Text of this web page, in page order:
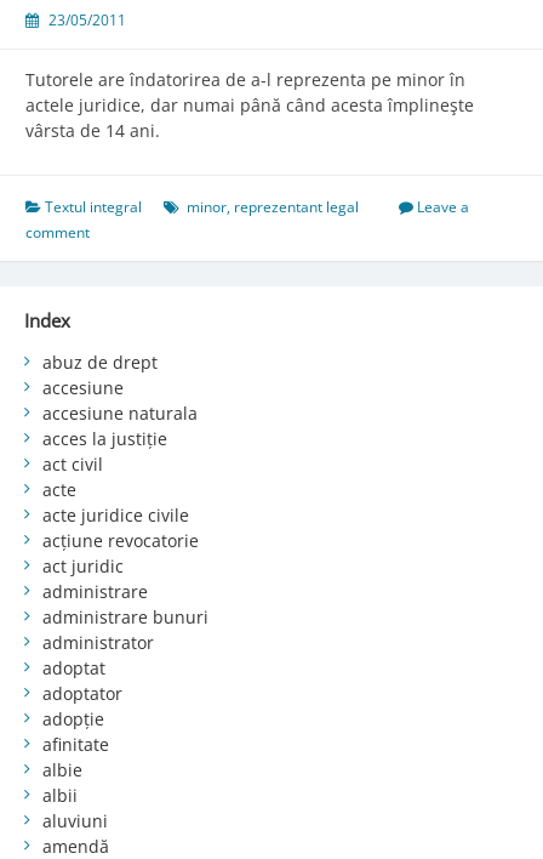
23/05/2011
Tutorele are îndatorirea de a-l reprezenta pe minor în
actele juridice, dar numai până când acesta împlineşte
vârsta de 14 ani.
Textul integral minor, reprezentant legal
Leave a
comment
Index
abuz de drept
accesiune
accesiune naturala
acces la justiție
act civil
acte
acte juridice civile
acțiune revocatorie
act juridic
administrare
administrare bunuri
administrator
adoptat
adoptator
adopție
afinitate
albie
albii
aluviuni
amendă